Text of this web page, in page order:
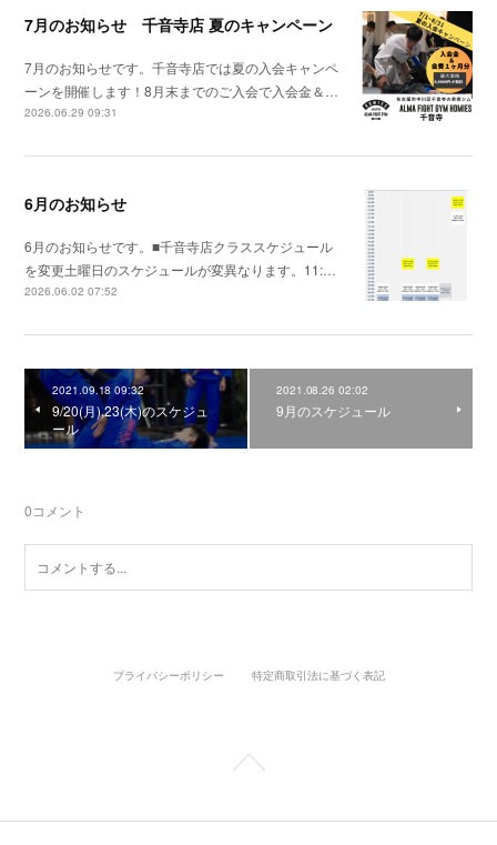
7月のお知らせ 千音寺店 夏のキャンペーン
7月のお知らせです。千音寺店では夏の入会キャンペ
ーンを開催します！8月末までのご入会で入会金＆…
2026.06.29 09:31
6月のお知らせ
6月のお知らせです。■千音寺店クラススケジュール
を変更土曜日のスケジュールが変異なります。11:…
2026.06.02 07:52
2021.09.18 09:32
9/20(月),23(木)のスケジュ
ール
2021.08.26 02:02
9月のスケジュール
0コメント
プライバシーポリシー 特定商取引法に基づく表記